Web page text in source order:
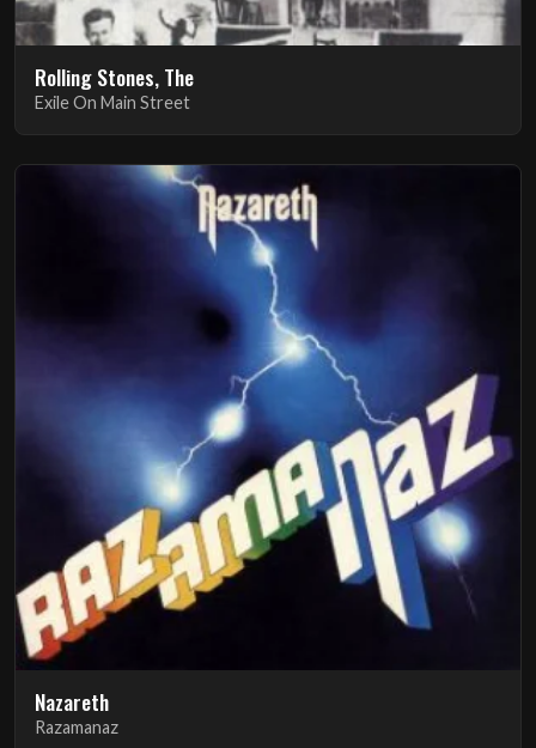
Rolling Stones, The
Exile On Main Street
Nazareth
Razamanaz